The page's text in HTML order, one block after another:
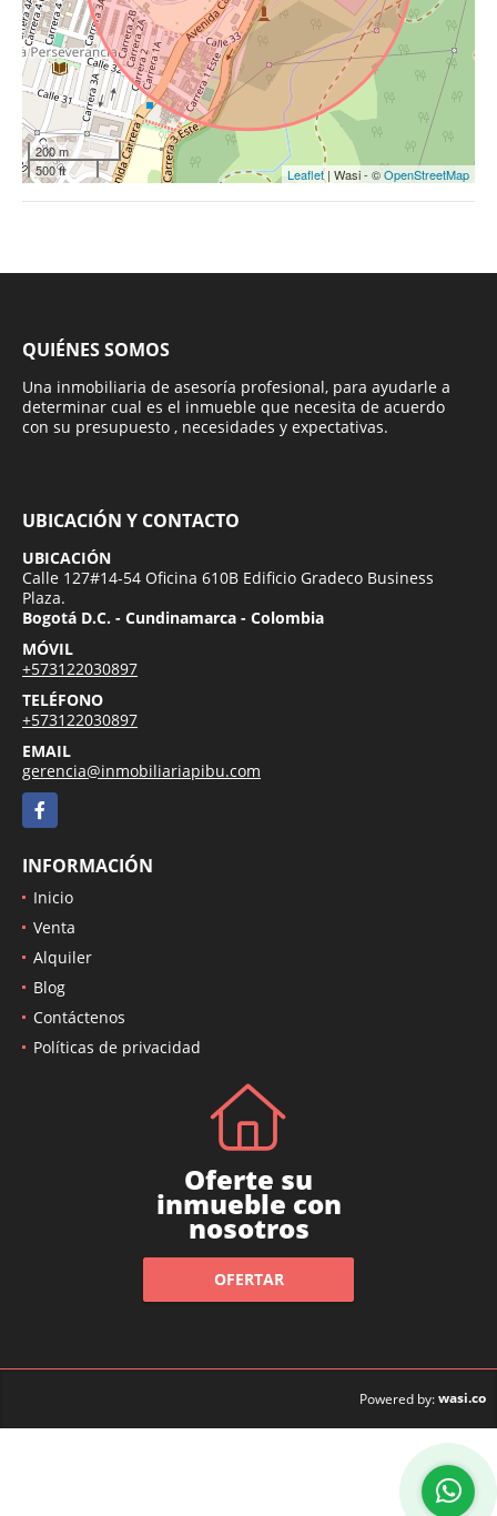
200 m
500 ft
Leaflet| Wasi - ©OpenStreetMap
QUIÉNES SOMOS
Una inmobiliaria de asesoría profesional, para ayudarle a
determinar cual es el inmueble que necesita de acuerdo
con su presupuesto , necesidades y expectativas.
UBICACIÓN Y CONTACTO
UBICACIÓN
Calle 127#14-54 Oficina 610B Edificio Gradeco Business
Plaza.
Bogotá D.C. - Cundinamarca - Colombia
MÓVIL
+573122030897
TELÉFONO
+573122030897
EMAIL
gerencia@inmobiliariapibu.com
Facebook
INFORMACIÓN
Inicio
Venta
Alquiler
Blog
Contáctenos
Políticas de privacidad
Oferte su
inmueble con
nosotros
OFERTAR
Powered by:wasi.co